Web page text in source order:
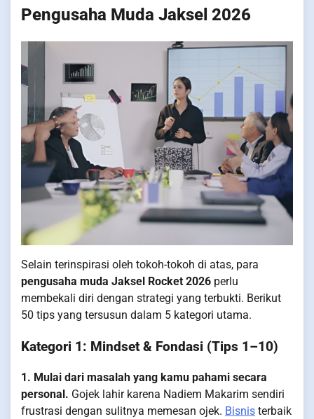
Pengusaha Muda Jaksel 2026
Selain terinspirasi oleh tokoh-tokoh di atas, para
pengusaha muda Jaksel Rocket 2026 perlu
membekali diri dengan strategi yang terbukti. Berikut
50 tips yang tersusun dalam 5 kategori utama.
Kategori 1: Mindset & Fondasi (Tips 1–10)
1. Mulai dari masalah yang kamu pahami secara
personal. Gojek lahir karena Nadiem Makarim sendiri
frustrasi dengan sulitnya memesan ojek. Bisnis terbaik